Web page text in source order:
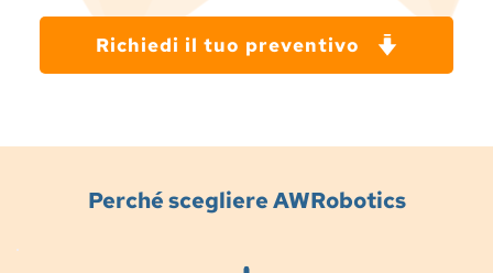
Richiedi il tuo preventivo
Perché scegliere AWRobotics